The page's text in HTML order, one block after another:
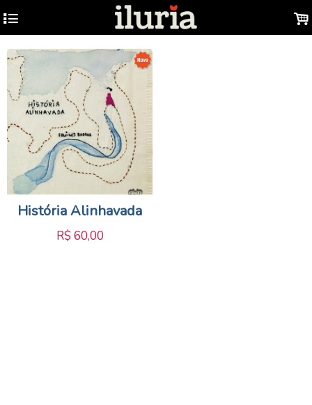
4 .
História Alinhavada
R$60,00